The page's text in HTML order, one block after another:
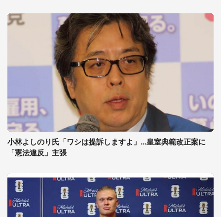
小林よしのり氏「ワシは提訴しますよ」...皇室典範改正案に
「憲法違反」主張